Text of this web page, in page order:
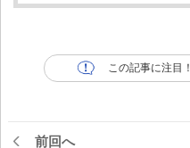
この記事に注目！
前回へ